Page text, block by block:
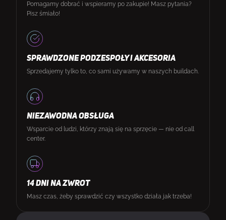
Pomagamy dobrać i wspieramy po zakupie! Masz pytania?
Pisz śmiało!
SPRAWDZONE PODZESPOŁY I AKCESORIA
Sprzedajemy tylko to, co sami używamy w naszych buildach.
NIEZAWODNA OBSŁUGA
Wsparcie od ludzi, którzy znają się na sprzęcie — nie od call
center.
14 DNI NA ZWROT
Masz czas, żeby sprawdzić czy wszystko działa jak trzeba!